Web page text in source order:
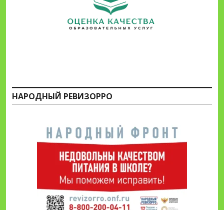
НАРОДНЫЙ РЕВИЗОРРО